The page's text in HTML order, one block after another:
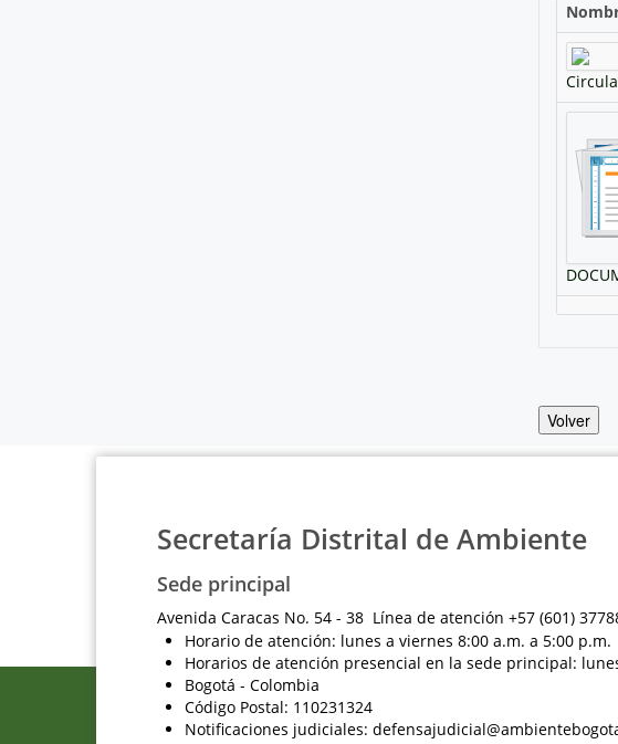
Volver
Secretaría Distrital de Ambiente
Sede principal
Avenida Caracas No. 54 - 38 Línea de atención +57 (601)
Horario de atención: lunes a viernes 8:00 a.m. a 5:00 p.m.
Horarios de atención presencial en la sede principal:
Bogotá - Colombia
Código Postal: 110231324
Notificaciones judiciales: